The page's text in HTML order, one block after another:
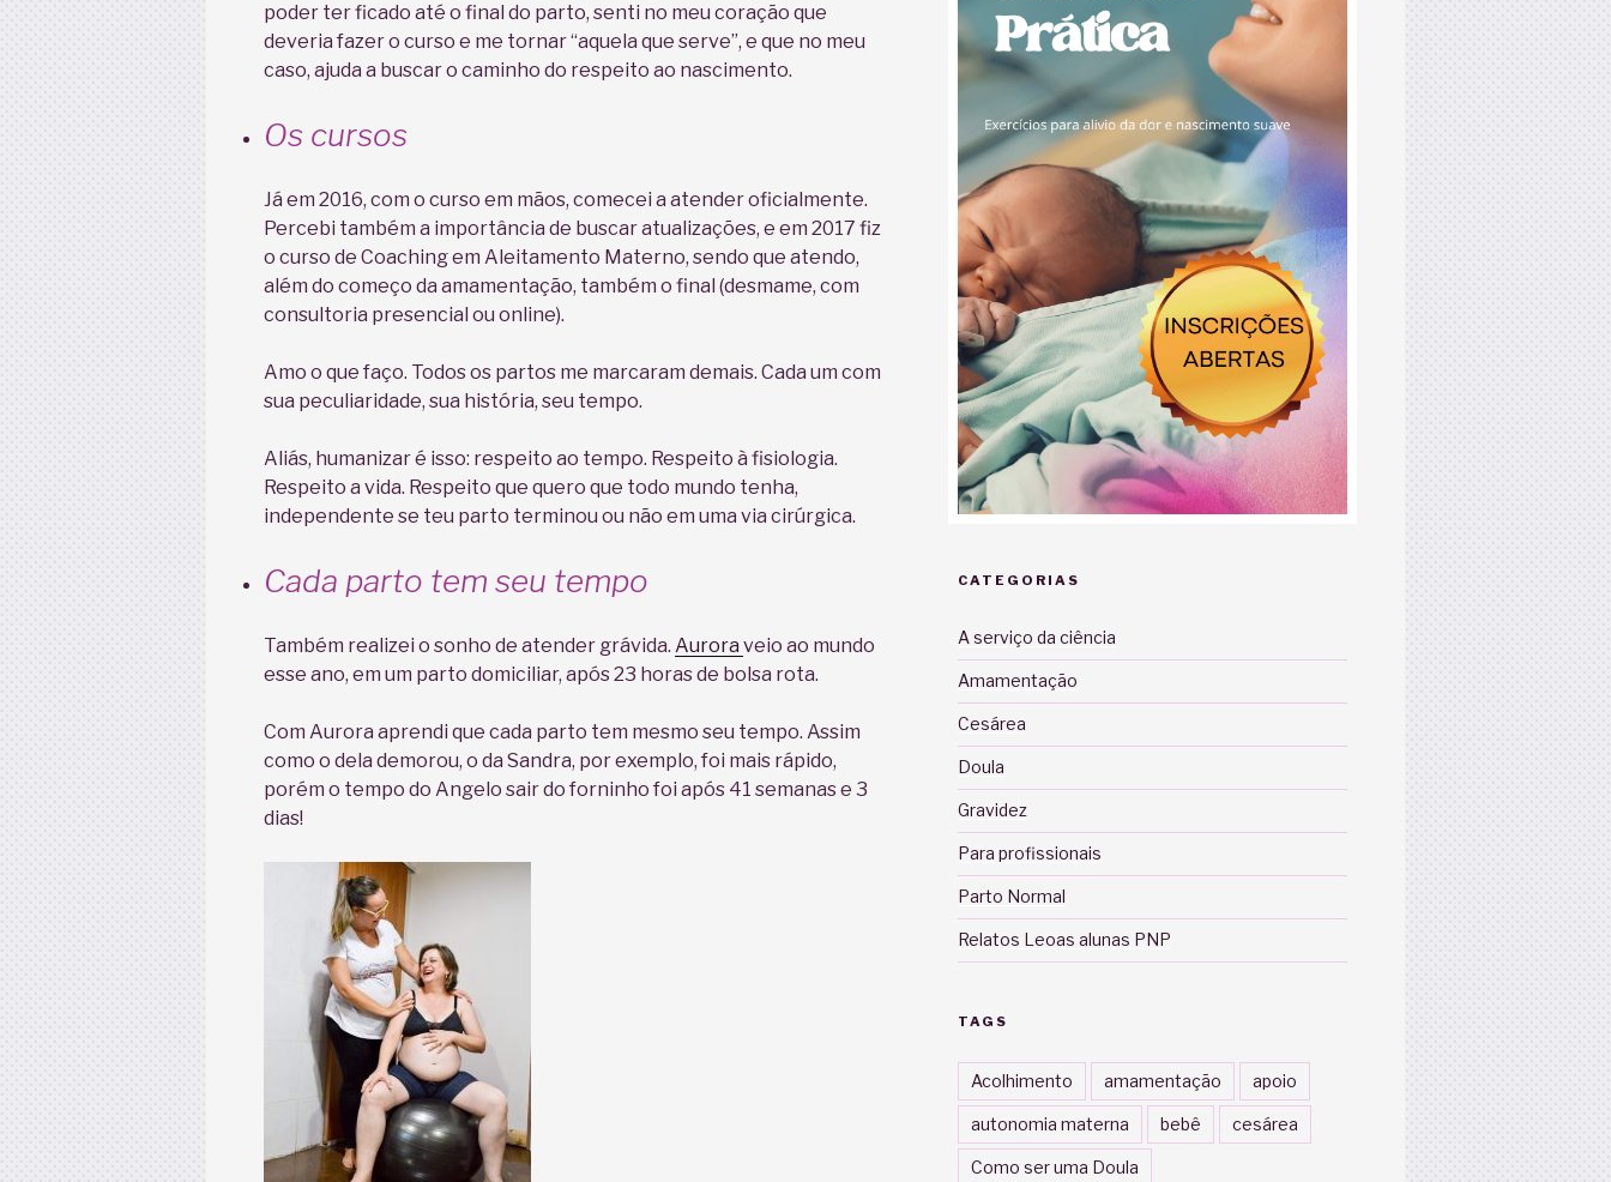
poder ter ficado até o final do parto, senti no meu coração que
deveria fazer o curso e me tornar “aquela que serve”, e que no meu
caso, ajuda a buscar o caminho do respeito ao nascimento.
Os cursos
Já em 2016, com o curso em mãos, comecei a atender oficialmente.
Percebi também a importância de buscar atualizações, e em 2017 fiz
o curso de Coaching em Aleitamento Materno, sendo que atendo,
além do começo da amamentação, também o final (desmame, com
consultoria presencial ou online).
Amo o que faço. Todos os partos me marcaram demais. Cada um com
sua peculiaridade, sua história, seu tempo.
Aliás, humanizar é isso: respeito ao tempo. Respeito à fisiologia.
Respeito a vida. Respeito que quero que todo mundo tenha,
independente se teu parto terminou ou não em uma via cirúrgica.
Cada parto tem seu tempo
Também realizei o sonho de atender grávida. Aurora veio ao mundo
esse ano, em um parto domiciliar, após 23 horas de bolsa rota.
Com Aurora aprendi que cada parto tem mesmo seu tempo. Assim
como o dela demorou, o da Sandra, por exemplo, foi mais rápido,
porém o tempo do Angelo sair do forninho foi após 41 semanas e 3
dias!
CATEGORIAS
A serviço da ciência
Amamentação
Cesárea
Doula
Gravidez
Para profissionais
Parto Normal
Relatos Leoas alunas PNP
TAGS
Acolhimento amamentação apoio
autonomia materna bebê cesárea
Como ser uma Doula